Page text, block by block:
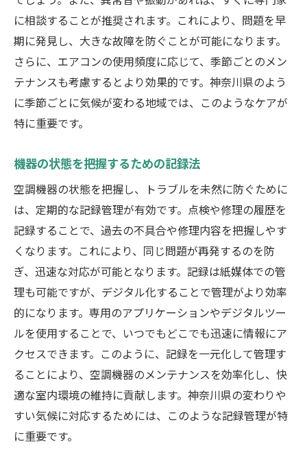
に相談することが推奨されます。これにより、問題を早
期に発見し、大きな故障を防ぐことが可能になります。
さらに、エアコンの使用頻度に応じて、季節ごとのメン
テナンスも考慮するとより効果的です。神奈川県のよう
に季節ごとに気候が変わる地域では、このようなケアが
特に重要です。
機器の状態を把握するための記録法
空調機器の状態を把握し、トラブルを未然に防ぐために
は、定期的な記録管理が有効です。点検や修理の履歴を
記録することで、過去の不具合や修理内容を把握しやす
くなります。これにより、同じ問題が再発するのを防
ぎ、迅速な対応が可能となります。記録は紙媒体での管
理も可能ですが、デジタル化することで管理がより効率
的になります。専用のアプリケーションやデジタルツー
ルを使用することで、いつでもどこでも迅速に情報にア
クセスできます。このように、記録を一元化して管理す
ることにより、空調機器のメンテナンスを効率化し、快
適な室内環境の維持に貢献します。神奈川県の変わりや
すい気候に対応するためには、このような記録管理が特
に重要です。